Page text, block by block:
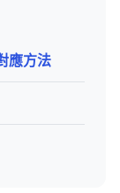
應方法